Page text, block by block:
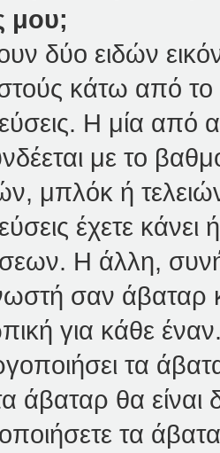
μου;
δύο ειδών
κάτω από
Η μία από
με το
μπλόκ ή
έχετε
Η άλλη,
σαν άβαταρ
για κάθε έναν.
τα
άβαταρ θα είναι
τα